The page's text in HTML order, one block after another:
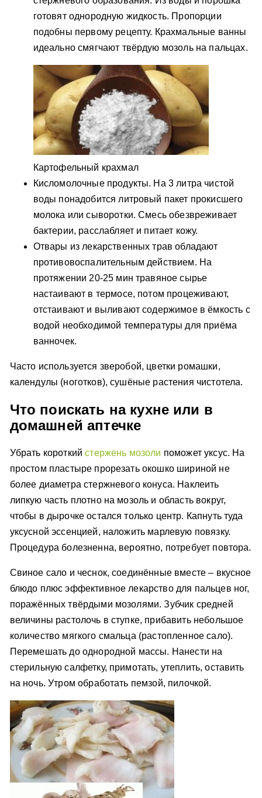
готовят однородную жидкость. Пропорции
подобны первому рецепту. Крахмальные ванны
идеально смягчают твёрдую мозоль на пальцах.
Картофельный крахмал
Кисломолочные продукты. На 3 литра чистой
воды понадобится литровый пакет прокисшего
молока или сыворотки. Смесь обезвреживает
бактерии, расслабляет и питает кожу.
Отвары из лекарственных трав обладают
противовоспалительным действием. На
протяжении 20-25 мин травяное сырье
настаивают в термосе, потом процеживают,
отстаивают и выливают содержимое в ёмкость с
водой необходимой температуры для приёма
ванночек.
Часто используется зверобой, цветки ромашки,
календулы (ноготков), сушёные растения чистотела.
Что поискать на кухне или в
домашней аптечке
Убрать короткийстержень мозоли поможет уксус. На
простом пластыре прорезать окошко шириной не
более диаметра стержневого конуса. Наклеить
липкую часть плотно на мозоль и область вокруг,
чтобы в дырочке остался только центр. Капнуть туда
уксусной эссенцией, наложить марлевую повязку.
Процедура болезненна, вероятно, потребует повтора.
Свиное сало и чеснок, соединённые вместе – вкусное
блюдо плюс эффективное лекарство для пальцев ног,
поражённых твёрдыми мозолями. Зубчик средней
величины растолочь в ступке, прибавить небольшое
количество мягкого смальца (растопленное сало).
Перемешать до однородной массы. Нанести на
стерильную салфетку, примотать, утеплить, оставить
на ночь. Утром обработать пемзой, пилочкой.